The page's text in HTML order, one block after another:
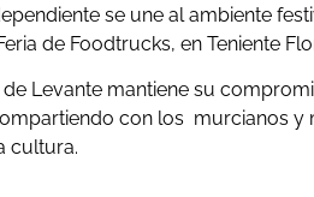
se une al ambiente
de Foodtrucks, en Teniente
Levante mantiene su
con los murcianos y
cultura.